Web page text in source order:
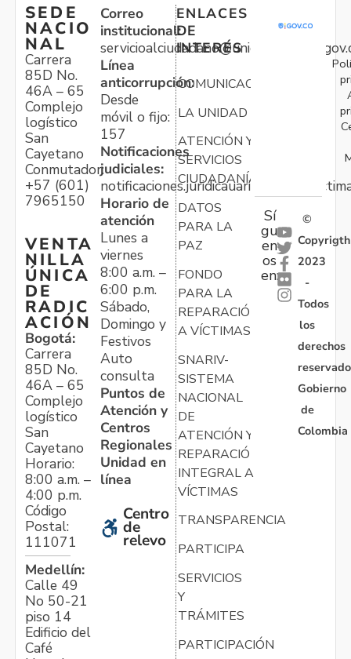
SEDE
NACIO
NAL
Carrera
85D No.
46A – 65
Complejo
logístico
San
Cayetano
Conmutador:
+57 (601)
7965150
VENTA
NILLA
ÚNICA
DE
RADIC
ACIÓN
Bogotá:
Carrera
85D No.
46A – 65
Complejo
logístico
San
Cayetano
Horario:
8:00 a.m. –
4:00 p.m.
Código
Postal:
111071
Medellín:
Calle 49
No 50-21
piso 14
Edificio del
Café
Correo
institucional:
Línea
anticorrupción:
Desde
móvil o fijo:
157
Notificaciones
judiciales:
Horario de
atención
Lunes a
viernes
8:00 a.m. –
6:00 p.m.
Sábado,
Domingo y
Festivos
Auto
consulta
Puntos de
Atención y
Centros
Regionales
Unidad en
línea
Centro
de
relevo
ENLACES
DE
INTERÉS
COMUNICACIONES
LA UNIDAD
ATENCIÓN Y
SERVICIOS
CIUDADANÍA
DATOS
PARA LA
PAZ
FONDO
PARA LA
REPARACIÓN
A VÍCTIMAS
SNARIV-
SISTEMA
NACIONAL
DE
ATENCIÓN Y
REPARACIÓN
INTEGRAL A
VÍCTIMAS
TRANSPARENCIA
PARTICIPA
SERVICIOS
Y
TRÁMITES
PARTICIPACIÓN
Sí
gu
en
os
en:
©
Copyrigth
2023
-
Todos
los
derechos
Gobierno
de
Colombia